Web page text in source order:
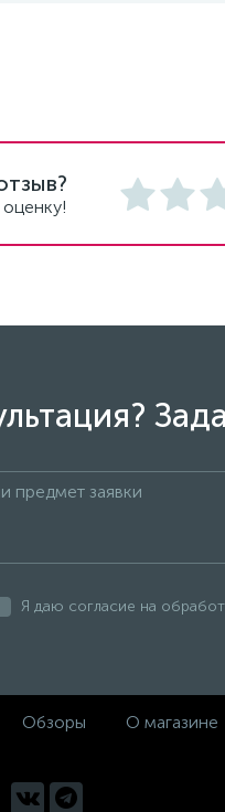
Я даю согласие на
Обзоры О магазине